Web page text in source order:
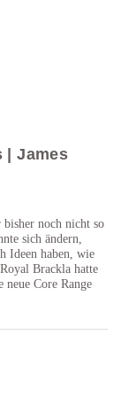
| James
bisher noch nicht so
sich ändern,
Ideen haben, wie
Brackla hatte
Core Range